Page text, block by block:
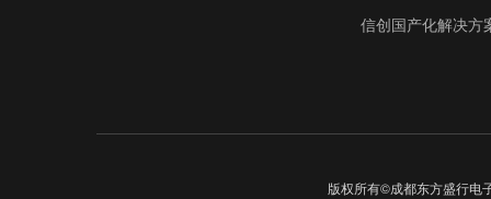
信创国产化解决方
版权所有©成都东方盛行电